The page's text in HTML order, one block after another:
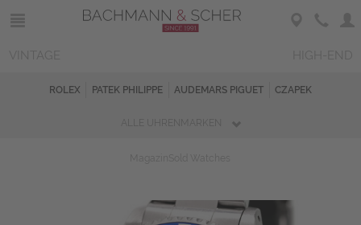
ROLEX PATEK PHILIPPE AUDEMARS PIGUET CZAPEK